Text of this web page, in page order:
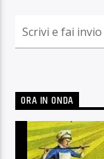
ORA IN ONDA